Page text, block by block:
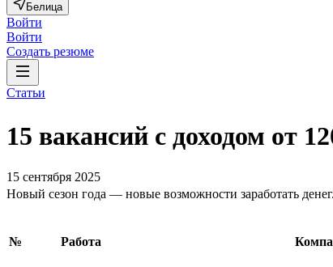
Белица
Войти
Войти
Создать резюме
Статьи
15 вакансий с доходом от
15 сентября 2025
Новый сезон года — новые возможности заработать
№ Работа